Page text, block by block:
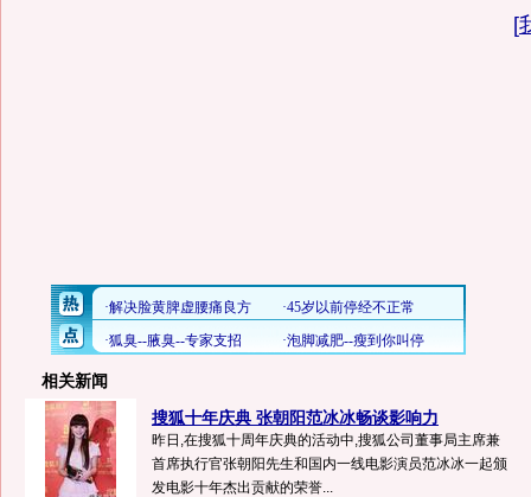
[
相关新闻
搜狐十年庆典 张朝阳范冰冰畅谈影响力
昨日,在搜狐十周年庆典的活动中,搜狐公司董事局主席兼
首席执行官张朝阳先生和国内一线电影演员范冰冰一起颁
发电影十年杰出贡献的荣誉...